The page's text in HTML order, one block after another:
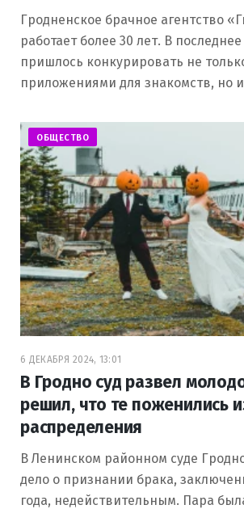
Гродненское брачное агентство
работает более 30 лет. В
пришлось конкурировать не
приложениями для знакомств, но
ОБЩЕСТВО
6 ДЕКАБРЯ 2024, 13:01
В Гродно суд развел
решил, что те поженились
распределения
В Ленинском районном суде
дело о признании брака,
года, недействительным. Пара